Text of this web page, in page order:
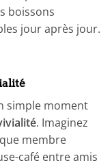
boissons
jour après jour.
simple moment
. Imaginez
membre
café entre amis